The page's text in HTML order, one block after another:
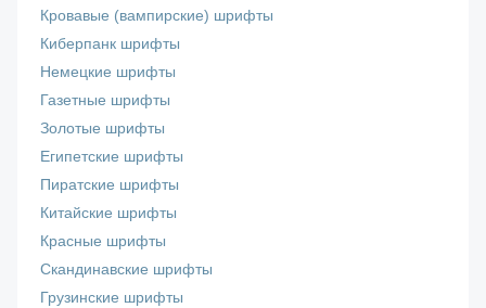
Кровавые (вампирские) шрифты
Киберпанк шрифты
Немецкие шрифты
Газетные шрифты
Золотые шрифты
Египетские шрифты
Пиратские шрифты
Китайские шрифты
Красные шрифты
Скандинавские шрифты
Грузинские шрифты